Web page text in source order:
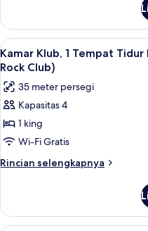
Bebas
Asap
Rokok
(Includes
Universal
Express
Unlimited^)
Kamar
Deluks,
1
Tempat
King,
Bebas
Rokok
(Includes
Express
Lihat
semua
foto
untuk
Kamar
Klub,
1
Tempat
Bebas
Asap
5
Kamar Klub, 1 Tempat Tidur
Rock Club)
35 meter persegi
Kapasitas 4
1 king
Wi-Fi Gratis
Rincian selengkapnya
Rincian
Kamar
Klub,